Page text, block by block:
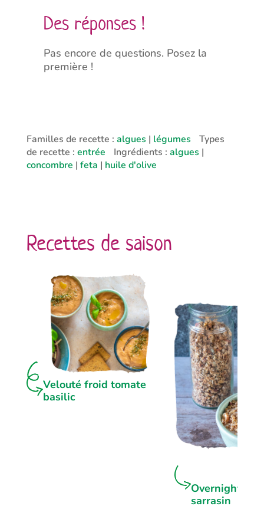
Des réponses !
Pas encore de questions. Posez la
première !
Familles de recette : algues | légumes
Types
de recette : entrée Ingrédients : algues |
concombre | feta | huile d'olive
Recettes de saison
Velouté froid tomate
basilic
Overnight
sarrasin